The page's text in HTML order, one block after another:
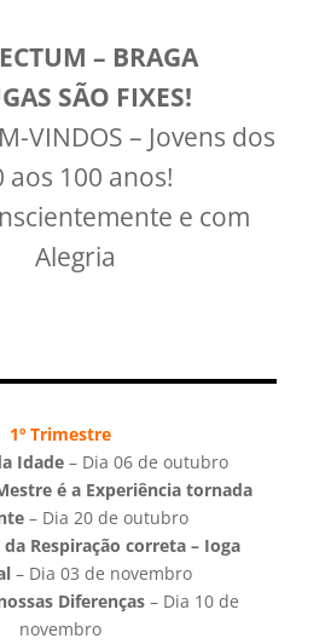
– BRAGA
SÃO FIXES!
VINDOS – Jovens dos
aos 100 anos!
e com
Alegria
1º Trimestre
Idade – Dia 06 de outubro
é a Experiência tornada
– Dia 20 de outubro
Respiração correta – Ioga
– Dia 03 de novembro
Diferenças – Dia 10 de
novembro